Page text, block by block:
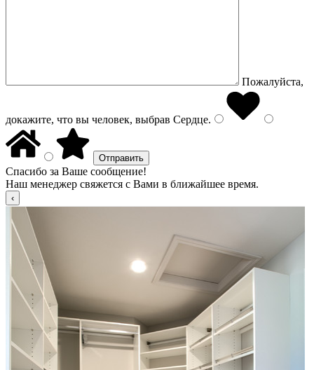
Пожалуйста,
докажите, что вы человек, выбрав Сердце.
Спасибо за Ваше сообщение!
Наш менеджер свяжется с Вами в ближайшее время.